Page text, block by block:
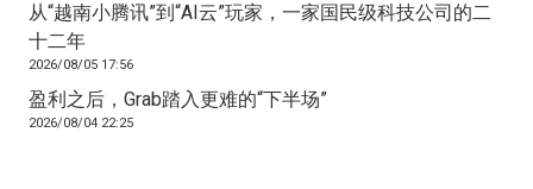
从“越南小腾讯”到“AI云”玩家，一家国民级科技公司的二
十二年
2026/08/05 17:56
盈利之后，Grab踏入更难的“下半场”
2026/08/04 22:25